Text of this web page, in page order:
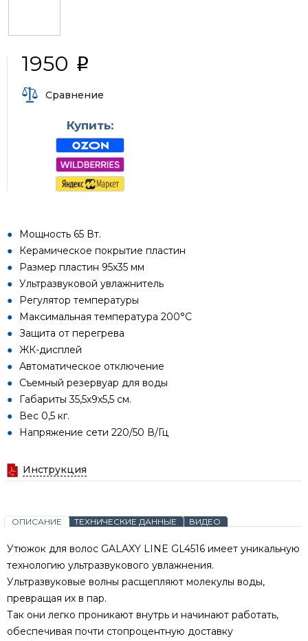
1950 i
Сравнение
Купить:
Мощность 65 Вт.
Керамическое покрытие пластин
Размер пластин 95х35 мм
Ультразвуковой увлажнитель
Регулятор температуры
Максимальная температура 200°С
Защита от перегрева
ЖК-дисплей
Автоматическое отключение
Съемный резервуар для воды
Габариты 35,5х9х5,5 см.
Вес 0,5 кг.
Напряжение сети 220/50 В/Гц
Инструкция
ОПИСАНИЕ ТЕХНИЧЕСКИЕ ДАННЫЕ ВИДЕО
Утюжок для волос GALAXY LINE GL4516 имеет уникальную
технологию ультразвукового увлажнения.
Ультразвуковые волны расщепляют молекулы воды,
превращая их в пар.
Так они легко проникают внутрь и начинают работать,
обеспечивая почти стопроцентную доставку